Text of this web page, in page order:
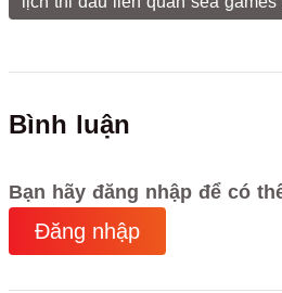
Bình luận
Bạn hãy đăng nhập để có
Đăng nhập